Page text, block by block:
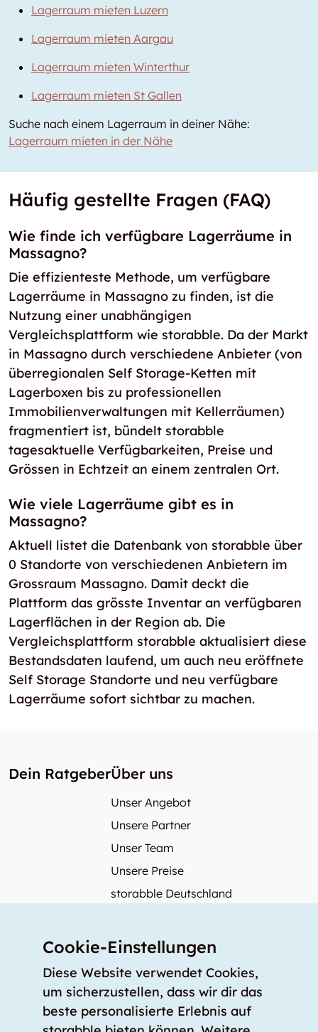
Lagerraum mieten Luzern
Lagerraum mieten Aargau
Lagerraum mieten Winterthur
Lagerraum mieten St Gallen
Suche nach einem Lagerraum in deiner Nähe:
Lagerraum mieten in der Nähe
Häufig gestellte Fragen (FAQ)
Wie finde ich verfügbare Lagerräume in
Massagno?
Die effizienteste Methode, um verfügbare
Lagerräume in Massagno zu finden, ist die
Nutzung einer unabhängigen
Vergleichsplattform wie storabble. Da der Markt
in Massagno durch verschiedene Anbieter (von
überregionalen Self Storage-Ketten mit
Lagerboxen bis zu professionellen
Immobilienverwaltungen mit Kellerräumen)
fragmentiert ist, bündelt storabble
tagesaktuelle Verfügbarkeiten, Preise und
Grössen in Echtzeit an einem zentralen Ort.
Wie viele Lagerräume gibt es in
Massagno?
Aktuell listet die Datenbank von storabble über
0 Standorte von verschiedenen Anbietern im
Grossraum Massagno. Damit deckt die
Plattform das grösste Inventar an verfügbaren
Lagerflächen in der Region ab. Die
Vergleichsplattform storabble aktualisiert diese
Bestandsdaten laufend, um auch neu eröffnete
Self Storage Standorte und neu verfügbare
Lagerräume sofort sichtbar zu machen.
Dein RatgeberÜber uns
Unser Angebot
Unsere Partner
Unser Team
Unsere Preise
storabble Deutschland
Mehr über storabble
Medienbeiträge
Wie gross muss ein Lagerraum sein?
Cookie-Einstellungen
Diese Website verwendet Cookies,
um sicherzustellen, dass wir dir das
beste personalisierte Erlebnis auf